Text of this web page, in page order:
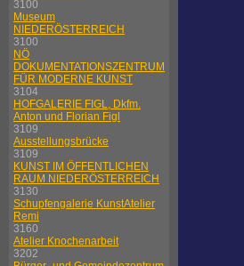
3100
Museum
NIEDERÖSTERREICH
3100
NÖ
DOKUMENTATIONSZENTRUM
FÜR MODERNE KUNST
3104
HOFGALERIE FIGL, Dkfm.
Anton und Florian Figl
3109
Ausstellungsbrücke
3109
KUNST IM ÖFFENTLICHEN
RAUM NIEDERÖSTERREICH
3130
Schupfengalerie KunstAtelier
Remi
3160
Atelier Knochenarbeit
3202